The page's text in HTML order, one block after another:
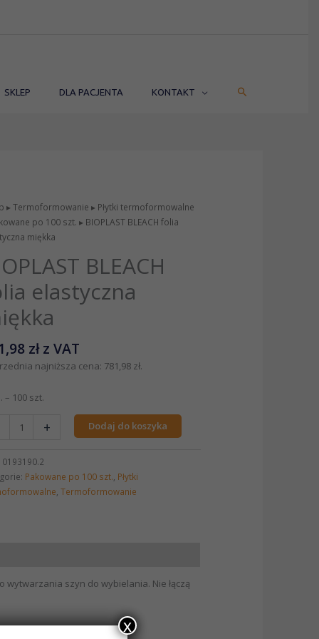
SKLEP DLA PACJENTA KONTAKT SZUKAJ
▸Termoformowanie ▸ Płytki termoformowalne
po 100 szt. ▸ BIOPLAST BLEACH folia
miękka
BLEACH
elastyczna
złz VAT
najniższa cena: 781,98 zł.
– 100 szt.
+ Dodaj do koszyka
0193190.2
Pakowane po 100 szt. Płytki
,Termoformowanie
wytwarzania szyn do wybielania. Nie łączą
x